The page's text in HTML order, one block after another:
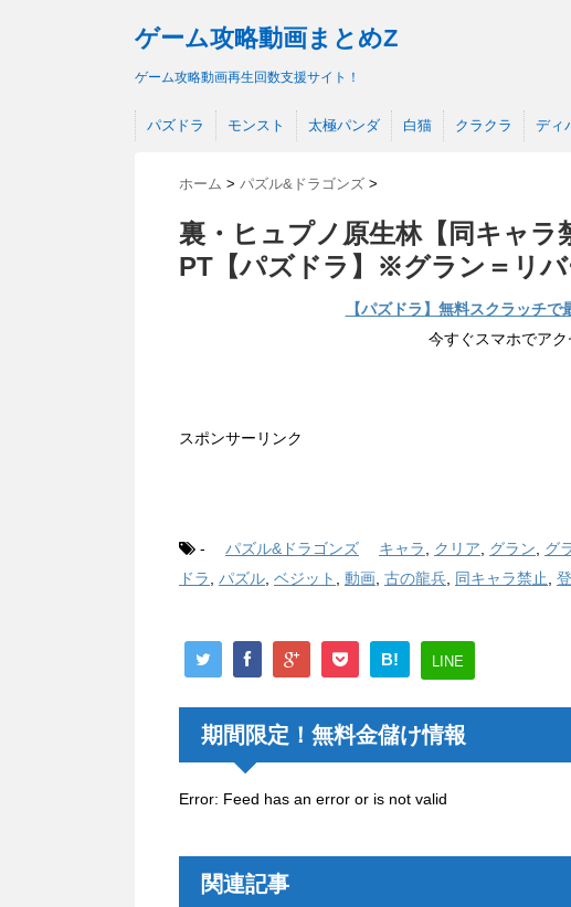
ゲーム攻略動画まとめZ
ゲーム攻略動画再生回数支援サイト！
パズドラ モンスト 太極パンダ 白猫 クラクラ ディ
ホーム > パズル&ドラゴンズ >
裏・ヒュプノ原生林【同キャ
PT【パズドラ】※グラン＝リバ
【パズドラ】無料スクラッチ
今すぐスマホでア
スポンサーリンク
- パズル&ドラゴンズ キャラ クリア グラン グ
ドラ
パズル ベジット 動画 古の龍兵 同キャラ禁止
B! LINE
期間限定！無料金儲け情報
Error: Feed has an error or is not valid
関連記事